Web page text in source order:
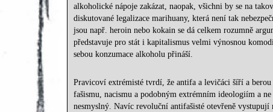
alkoholické nápoje zakázat, naopak, všichni by se na
diskutované legalizace marihuany, která není tak
jsou např. heroin nebo kokain se dá celkem rozumně
představuje pro stát i kapitalismus velmi výnosnou
sebou konzumace alkoholu přináší.
Pravicoví extrémisté tvrdí, že antifa a levičáci šíří a
fašismu, nacismu a podobným extrémním ideologiím a
nesmyslný. Navíc revoluční antifašisté otevřeně